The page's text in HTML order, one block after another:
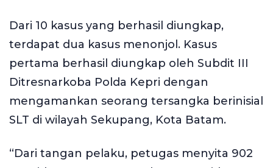
Dari 10 kasus yang berhasil diungkap,
terdapat dua kasus menonjol. Kasus
pertama berhasil diungkap oleh Subdit III
Ditresnarkoba Polda Kepri dengan
mengamankan seorang tersangka berinisial
SLT di wilayah Sekupang, Kota Batam.
“Dari tangan pelaku, petugas menyita 902